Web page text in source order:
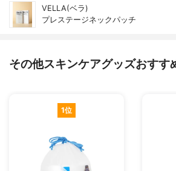
VELLA(ベラ)
プレステージネックパッチ
その他スキンケアグッズおすす
1位